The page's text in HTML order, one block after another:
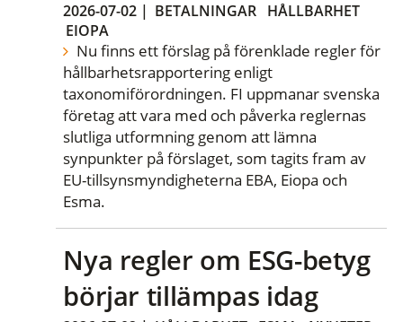
2026-07-02 | BETALNINGAR HÅLLBARHET
EIOPA
Nu finns ett förslag på förenklade regler för
hållbarhetsrapportering enligt
taxonomiförordningen. FI uppmanar svenska
företag att vara med och påverka reglernas
slutliga utformning genom att lämna
synpunkter på förslaget, som tagits fram av
EU-tillsynsmyndigheterna EBA, Eiopa och
Esma.
Nya regler om ESG-betyg
börjar tillämpas idag